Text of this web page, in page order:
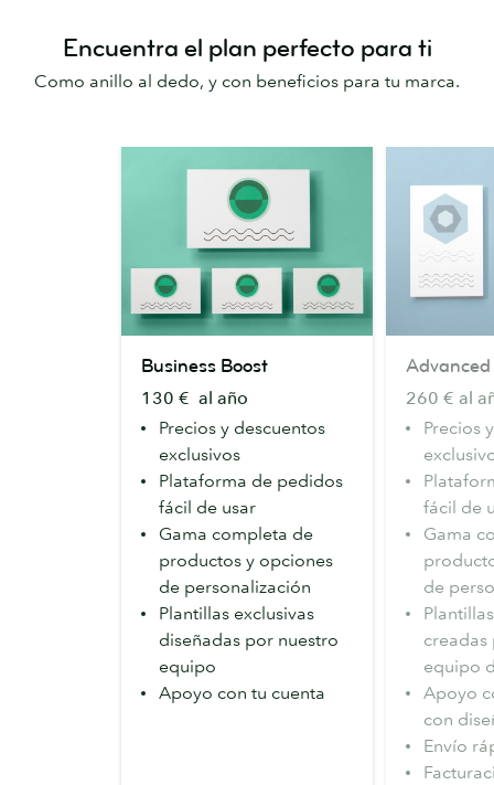
Encuentra el plan perfecto para ti
Como anillo al dedo, y con beneficios para tu marca.
Boost
Business Boost
130 € al año
Precios y descuentos
exclusivos
Plataforma de pedidos
fácil de usar
Gama completa de
productos y opciones
de personalización
Plantillas exclusivas
diseñadas por nuestro
equipo
Apoyo con tu cuenta
Advanced
260 € al
Precios
fácil de
Gama
de
creadas
equipo
Apoyo
con
Envío